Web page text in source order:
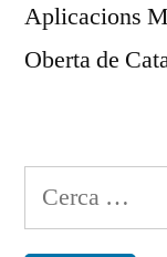
Aplicacions
Oberta de
Cerca: